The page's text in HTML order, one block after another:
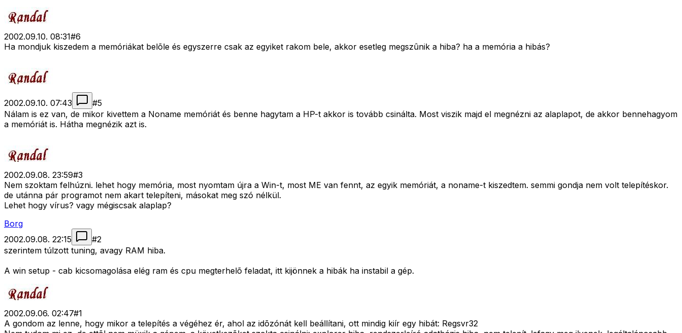
2002.09.10. 08:31#6
Ha mondjuk kiszedem a memóriákat belõle és egyszerre csak az egyiket rakom bele, akkor esetleg megszûnik a hiba? ha a memória a hibás?
2002.09.10. 07:43 #5
Nálam is ez van, de mikor kivettem a Noname memóriát és benne hagytam a HP-t akkor is tovább csinálta. Most viszik majd el megnézni az alaplapot, de akkor bennehagyom
a memóriát is. Hátha megnézik azt is.
2002.09.08. 23:59#3
Nem szoktam felhúzni. lehet hogy memória, most nyomtam újra a Win-t, most ME van fennt, az egyik memóriát, a noname-t kiszedtem. semmi gondja nem volt telepítéskor.
de utánna pár programot nem akart telepíteni, másokat meg szó nélkül.
Lehet hogy vírus? vagy mégiscsak alaplap?
Borg
2002.09.08. 22:15
#2
szerintem túlzott tuning, avagy RAM hiba.
A win setup - cab kicsomagolása elég ram és cpu megterhelõ feladat, itt kijönnek a hibák ha instabil a gép.
2002.09.06. 02:47#1
A gondom az lenne, hogy mikor a telepítés a végéhez ér, ahol az idõzónát kell beállítani, ott mindig kiír egy hibát: Regsvr32